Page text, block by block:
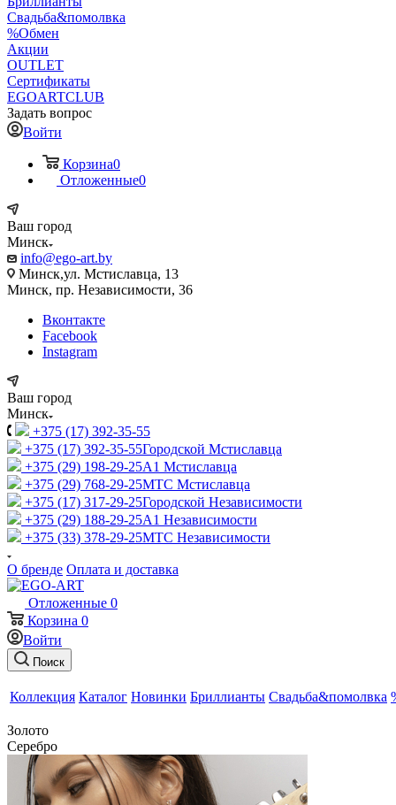
Свадьба&помолвка
%Обмен
Акции
OUTLET
Сертификаты
EGOARTCLUB
Задать вопрос
Войти
Корзина0
Отложенные0
Ваш город
Минск
info@ego-art.by
Минск,ул. Мстиславца, 13
Минск, пр. Независимости, 36
Вконтакте
Facebook
Instagram
Ваш город
Минск
+375 (17) 392-35-55
+375 (17) 392-35-55Городской Мстиславца
+375 (29) 198-29-25A1 Мстиславца
+375 (29) 768-29-25МТС Мстиславца
+375 (17) 317-29-25Городской Независимости
+375 (29) 188-29-25A1 Независимости
+375 (33) 378-29-25МТС Независимости
О бренде Оплата и доставка
Отложенные 0
Корзина 0
Войти
Поиск
Коллекция Каталог Новинки Бриллианты Свадьба&помолвка
Золото
Серебро